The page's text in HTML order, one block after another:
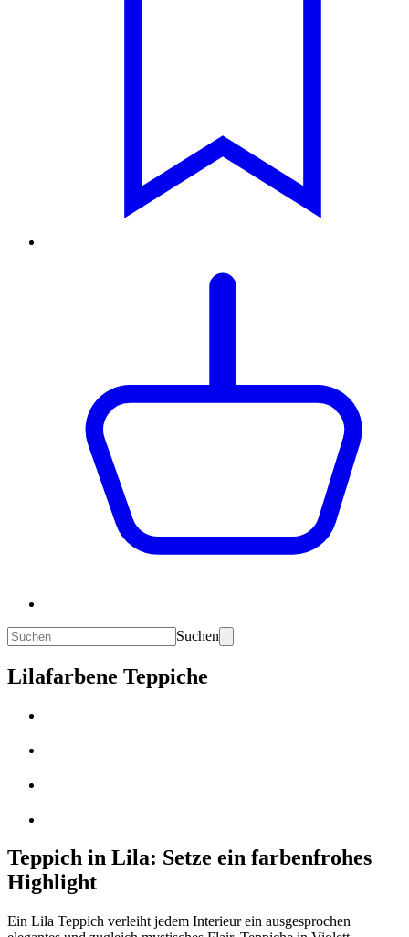
Suchen
Lilafarbene Teppiche
Teppich in Lila: Setze ein farbenfrohes
Highlight
Ein Lila Teppich verleiht jedem Interieur ein ausgesprochen